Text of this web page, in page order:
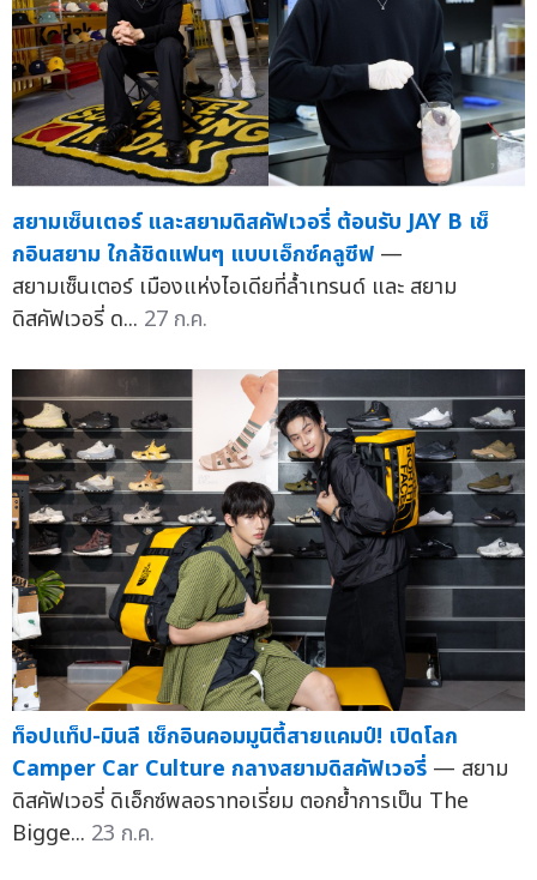
สยามเซ็นเตอร์ และสยามดิสคัฟเวอรี่ ต้อนรับ JAY B เช็
กอินสยาม ใกล้ชิดแฟนๆ แบบเอ็กซ์คลูซีฟ —
สยามเซ็นเตอร์ เมืองแห่งไอเดียที่ล้ำเทรนด์ และ สยาม
ดิสคัฟเวอรี่ ด... 27 ก.ค.
ท็อปแท็ป-มินลี เช็กอินคอมมูนิตี้สายแคมป์! เปิดโลก
Camper Car Culture กลางสยามดิสคัฟเวอรี่ — สยาม
ดิสคัฟเวอรี่ ดิเอ็กซ์พลอราทอเรี่ยม ตอกย้ำการเป็น The
Bigge... 23 ก.ค.